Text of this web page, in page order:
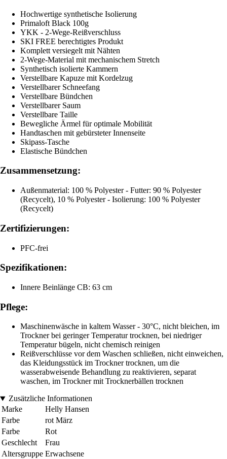
Hochwertige synthetische Isolierung
Primaloft Black 100g
YKK - 2-Wege-Reißverschluss
SKI FREE berechtigtes Produkt
Komplett versiegelt mit Nähten
2-Wege-Material mit mechanischem Stretch
Synthetisch isolierte Kammern
Verstellbare Kapuze mit Kordelzug
Verstellbarer Schneefang
Verstellbare Bündchen
Verstellbarer Saum
Verstellbare Taille
Bewegliche Ärmel für optimale Mobilität
Handtaschen mit gebürsteter Innenseite
Skipass-Tasche
Elastische Bündchen
Zusammensetzung:
Außenmaterial: 100 % Polyester - Futter: 90 % Polyester
(Recycelt), 10 % Polyester - Isolierung: 100 % Polyester
(Recycelt)
Zertifizierungen:
PFC-frei
Spezifikationen:
Innere Beinlänge CB: 63 cm
Pflege:
Maschinenwäsche in kaltem Wasser - 30°C, nicht bleichen, im
Trockner bei geringer Temperatur trocknen, bei niedriger
Temperatur bügeln, nicht chemisch reinigen
Reißverschlüsse vor dem Waschen schließen, nicht einweichen,
das Kleidungsstück im Trockner trocknen, um die
wasserabweisende Behandlung zu reaktivieren, separat
waschen, im Trockner mit Trocknerbällen trocknen
Zusätzliche Informationen
Marke
Helly Hansen
Farbe
rot März
Farbe
Rot
Geschlecht
Frau
Altersgruppe Erwachsene